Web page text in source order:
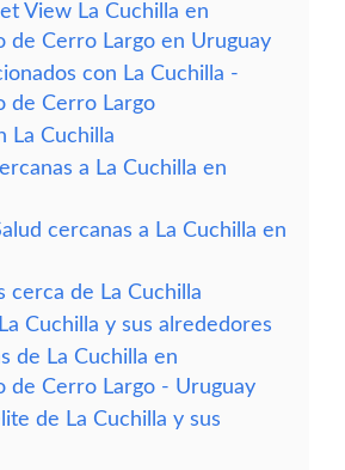
View La Cuchilla en
de Cerro Largo en Uruguay
con La Cuchilla -
de Cerro Largo
La Cuchilla
a La Cuchilla en
cercanas a La Cuchilla en
cerca de La Cuchilla
Cuchilla y sus alrededores
de La Cuchilla en
de Cerro Largo - Uruguay
de La Cuchilla y sus